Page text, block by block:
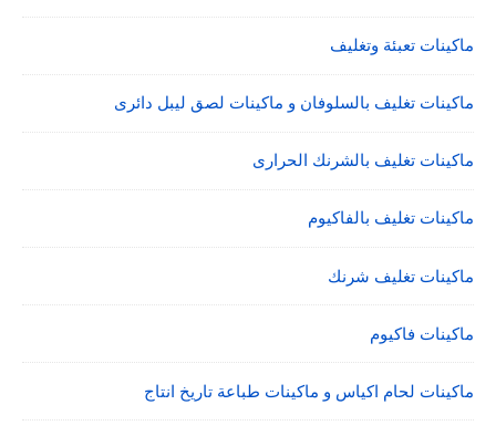
ماكينات تعبئة وتغليف
ماكينات تغليف بالسلوفان و ماكينات لصق ليبل دائرى
ماكينات تغليف بالشرنك الحرارى
ماكينات تغليف بالفاكيوم
ماكينات تغليف شرنك
ماكينات فاكيوم
ماكينات لحام اكياس و ماكينات طباعة تاريخ انتاج